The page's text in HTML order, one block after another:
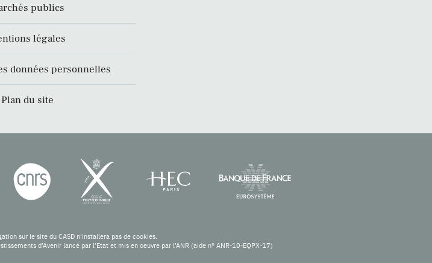
publics
légales
données personnelles
Plan du site
sur le site du CASD n'installera pas de cookies.
d’Avenir lancé par l’Etat et mis en oeuvre par l’ANR (aide n° ANR-10-EQPX-17)